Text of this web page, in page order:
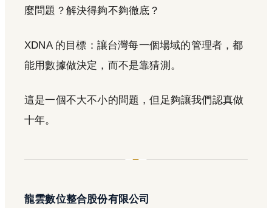
麼問題？解決得夠不夠徹底？
XDNA 的目標：讓台灣每一個場域的管理者，都
能用數據做決定，而不是靠猜測。
這是一個不大不小的問題，但足夠讓我們認真做
十年。
龍雲數位整合股份有限公司